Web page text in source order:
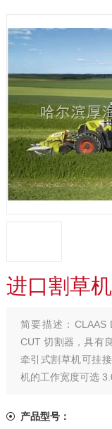
进口割草机
简要描述： CLAAS
CUT 切割器，具有
牵引式割草机可挂
机的工作宽度可选
产品型号：